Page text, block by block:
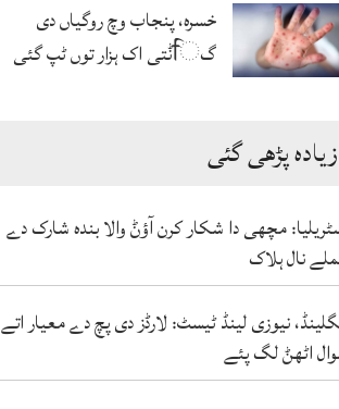
خسرہ، پنجاب وچ روگیاں دی
گਿݨتی اک ہزار توں ٹپ گئی
زیادہ پڑھی گئی
مچھی دا شکار کرن آؤݨ والا بندہ شارک دے
نال ہلاک
نیوزی لینڈ ٹیسٹ: لارڈز دی پچ دے معیار اتے
اٹھݨ لگ پئے